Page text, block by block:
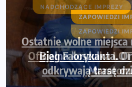
ZAPOWIEDZI
Ostatnie wolne miejsca
Bieg Fabrykanta.
odkrywają trasę